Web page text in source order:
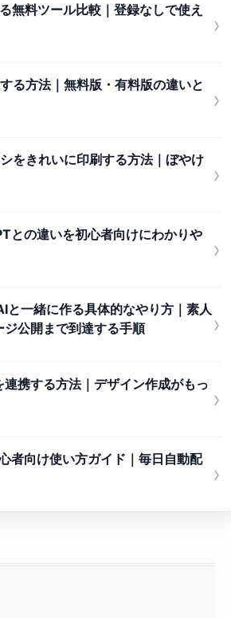
無料ツール比較｜登録なしで使え
›
る方法｜無料版・有料版の違いと
›
をきれいに印刷する方法｜ぼやけ
›
との違いを初心者向けにわかりや
›
一緒に作る具体的なやり方｜素人
公開まで到達する手順
›
携する方法｜デザイン作成がもっ
›
者向け使い方ガイド｜毎日自動配
›